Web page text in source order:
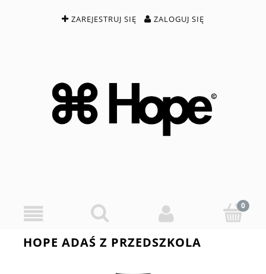
ZAREJESTRUJ SIĘ ZALOGUJ SIĘ
HOPE ADAŚ Z PRZEDSZKOLA